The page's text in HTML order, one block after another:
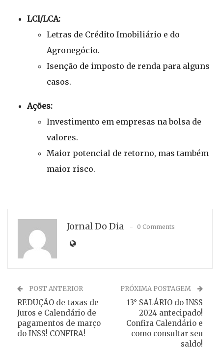
LCI/LCA:
Letras de Crédito Imobiliário e do
Agronegócio.
Isenção de imposto de renda para alguns
casos.
Ações:
Investimento em empresas na bolsa de
valores.
Maior potencial de retorno, mas também
maior risco.
Jornal Do Dia 0 Comments
POST ANTERIOR
REDUÇÃO de taxas de
Juros e Calendário de
pagamentos de março
do INSS! CONFIRA!
PRÓXIMA POSTAGEM
13° SALÁRIO do INSS
2024 antecipado!
Confira Calendário e
como consultar seu
saldo!